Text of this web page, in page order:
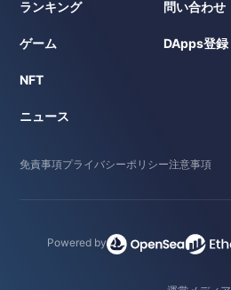
ランキング
ゲーム
NFT
ニュース
問い合わせ
DApps登録
免責事項プライバシーポリシー注意事項
Powered by